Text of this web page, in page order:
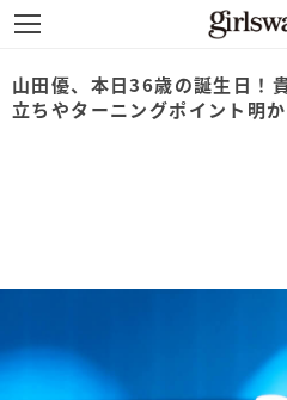
山田優、本日36歳の誕生日！
立ちやターニングポイント明